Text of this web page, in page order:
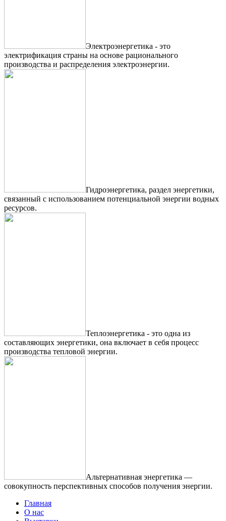
Электроэнергетика - это
электрификация страны на основе рационального
производства и распределения электроэнергии.
Гидроэнергетика, раздел энергетики,
связанный с использованием потенциальной энергии водных
ресурсов.
Теплоэнергетика - это одна из
составляющих энергетики, она включает в себя процесс
производства тепловой энергии.
Альтернативная энергетика —
совокупность перспективных способов получения энергии.
Главная
О нас